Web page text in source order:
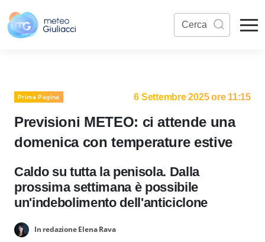
Prima Pagina 6 Settembre 2025 ore 11:15
Previsioni METEO: ci attende una
domenica con temperature estive
Caldo su tutta la penisola. Dalla
prossima settimana è possibile
un'indebolimento dell'anticiclone
In redazione Elena Rava